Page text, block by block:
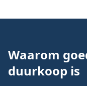
Waarom
duurkoop is